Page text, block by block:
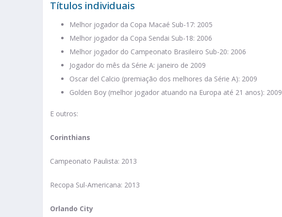
Títulos individuais
Melhor jogador da Copa Macaé Sub-17: 2005
Melhor jogador da Copa Sendai Sub-18: 2006
Melhor jogador do Campeonato Brasileiro Sub-20: 2006
Jogador do mês da Série A: janeiro de 2009
Oscar del Calcio (premiação dos melhores da Série A): 2009
Golden Boy (melhor jogador atuando na Europa até 21 anos): 2009
E outros:
Corinthians
Campeonato Paulista: 2013
Recopa Sul-Americana: 2013
Orlando City